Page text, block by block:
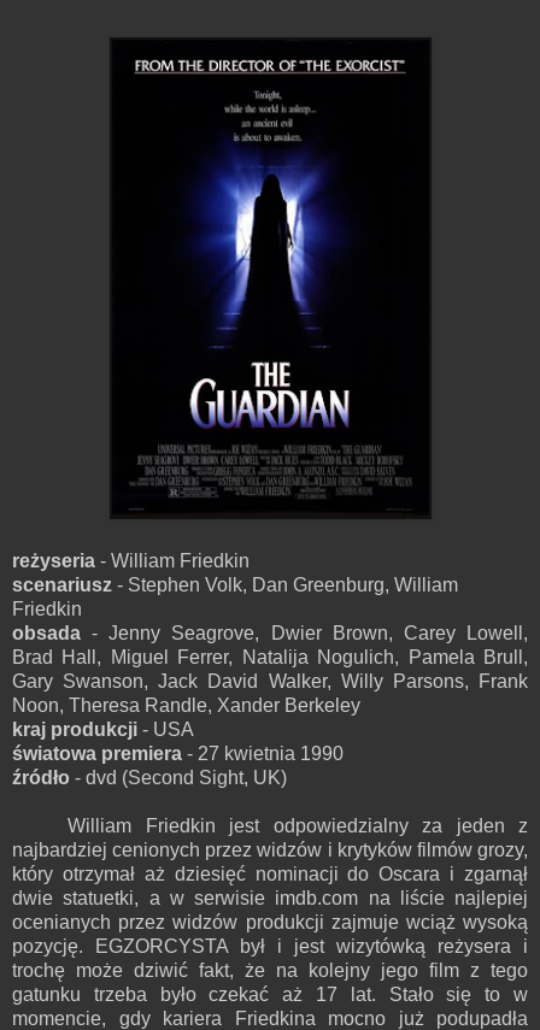
reżyseria - William Friedkin
scenariusz - Stephen Volk, Dan Greenburg, William
Friedkin
obsada - Jenny Seagrove, Dwier Brown, Carey Lowell,
Brad Hall, Miguel Ferrer, Natalija Nogulich, Pamela Brull,
Gary Swanson, Jack David Walker, Willy Parsons, Frank
Noon, Theresa Randle, Xander Berkeley
kraj produkcji - USA
światowa premiera - 27 kwietnia 1990
źródło - dvd (Second Sight, UK)
William Friedkin jest odpowiedzialny za jeden z
najbardziej cenionych przez widzów i krytyków filmów grozy,
który otrzymał aż dziesięć nominacji do Oscara i zgarnął
dwie statuetki, a w serwisie imdb.com na liście najlepiej
ocenianych przez widzów produkcji zajmuje wciąż wysoką
pozycję. EGZORCYSTA był i jest wizytówką reżysera i
trochę może dziwić fakt, że na kolejny jego film z tego
gatunku trzeba było czekać aż 17 lat. Stało się to w
momencie, gdy kariera Friedkina mocno już podupadła